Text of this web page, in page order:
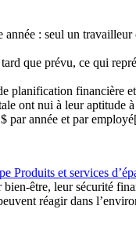
: seul un
que prévu, ce qui
planification financière
ont nui à leur aptitude
par année et par
Produits et services
être, leur sécurité
réagir dans